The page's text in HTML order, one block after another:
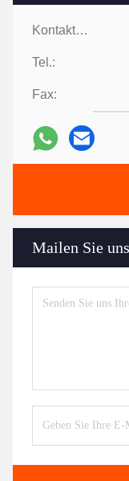
Kontaktpersonen:
Tel.:
Fax:
Mailen Sie